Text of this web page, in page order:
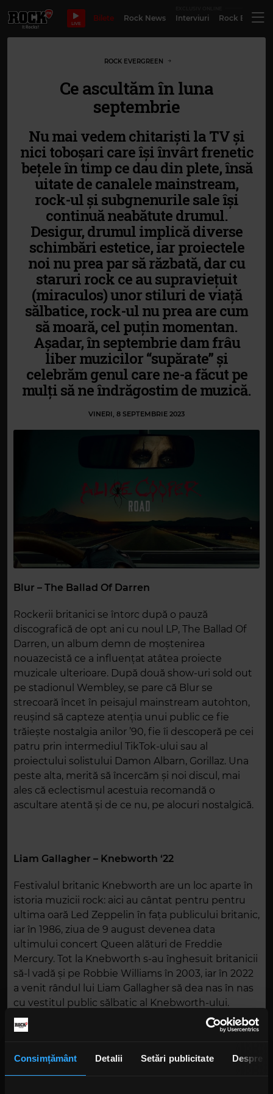
Consimțământ Detalii Setări publicitate Despre
LIVE
Bilete Rock News Interviuri Rock
ROCK EVERGREEN
Ce ascultăm în luna
septembrie
Nu mai vedem chitariști la TV și
nici toboșari care își învârt frenetic
bețele în timp ce dau din plete, însă
uitate de canalele mainstream,
rock-ul și subgnenurile sale își
continuă neabătute drumul.
Desigur, drumul implică diverse
schimbări estetice, iar proiectele
noi nu prea par să răzbată, dar cu
staruri rock ce au supraviețuit
(miraculos) unor stiluri de viață
sălbatice, rock-ul nu prea are cum
să moară, cel puțin momentan.
Așadar, în septembrie dam frâu
liber muzicilor “supărate” și
celebrăm genul care ne-a făcut pe
mulți să ne îndrăgostim de muzică.
VINERI, 8 SEPTEMBRIE 2023
Blur – The Ballad Of Darren
Rockerii britanici se întorc după o pauză
discografică de opt ani cu noul LP, The Ballad Of
Darren, un album demn de moștenirea
nouazecistă ce a influențat atâtea proiecte
muzicale ulterioare. După două show-uri sold out
pe stadionul Wembley, se pare că Blur se
strecoară încet în peisajul mainstream autohton,
reușind să capteze atenția unui public ce fie
trăiește nostalgia anilor ’90, fie îi descoperă pe cei
patru prin intermediul TikTok-ului sau al
proiectului solistului Damon Albarn, Gorillaz. Una
peste alta, merită să încercăm și noi discul, mai
ales că eclectismul acestuia recomandă o
ascultare atentă și de ce nu, pe alocuri nostalgică.
Liam Gallagher – Knebworth ‘22
Festivalul britanic Knebworth are un loc aparte în
istoria muzicii rock: aici au cântat pentru pentru
ultima oară Led Zeppelin în fața publicului britanic,
iar în 1986, ziua de 9 august devenea data
ultimului concert Queen alături de Freddie
Mercury. Tot la Knebworth s-au înghesuit britanicii
să-l vadă și pe Robbie Williams în 2003, iar în 2022
a venit rândul lui Liam Gallagher să dea nas în nas
cu vestitul public sălbatic al Knebworth-ului.
Desigur, singurul individ mai sălbatic decât
întreaga mulțime rămâne Liam, băiatul rău al rock-
influent al scenei alternative . Așadar, Knebworth
’22 ne oferă o porție binevenită de muzică live,